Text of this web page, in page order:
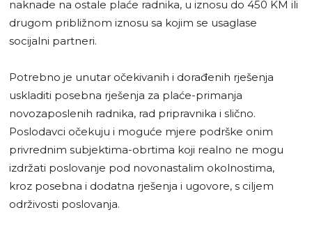
naknade na ostale plaće radnika, u iznosu do 450 KM ili
drugom približnom iznosu sa kojim se usaglase
socijalni partneri.
Potrebno je unutar očekivanih i dorađenih rješenja
uskladiti posebna rješenja za plaće-primanja
novozaposlenih radnika, rad pripravnika i slično.
Poslodavci očekuju i moguće mjere podrške onim
privrednim subjektima-obrtima koji realno ne mogu
izdržati poslovanje pod novonastalim okolnostima,
kroz posebna i dodatna rješenja i ugovore, s ciljem
održivosti poslovanja.